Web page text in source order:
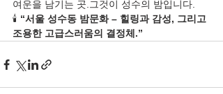
여운을 남기는 곳.그것이 성수의 밤입니다.
🕯️ “서울 성수동 밤문화 – 힐링과 감성, 그리고
조용한 고급스러움의 결정체.”